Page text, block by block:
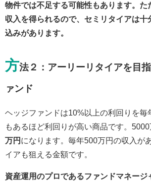
物件では不足する可能性もあります。 た
収入を得られるので、セミリタイアは十
込みがあります。
方法２：アーリーリタイアを目
ァンド
ヘッジファンドは10%以上の利回りを毎
もあるほど利回りが高い商品です。
万円 になります。毎年500万円の収入が
イアも狙える金額です。
資産運用のプロであるファンドマネージ